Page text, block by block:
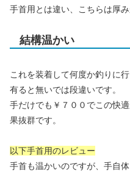
手首用とは違い、こちらは厚み
結構温かい
これを装着して何度か釣りに
有ると無いでは段違いです。
手だけでも￥７００でこの快
果抜群です。
以下手首用のレビュー
手首も温かいのですが、手自体